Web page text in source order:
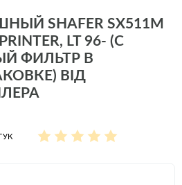
SHAFER SX511M
LT 96- (C
ФИЛЬТР В
ВІД